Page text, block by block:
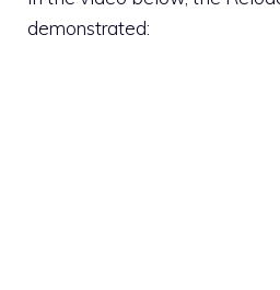
demonstrated: